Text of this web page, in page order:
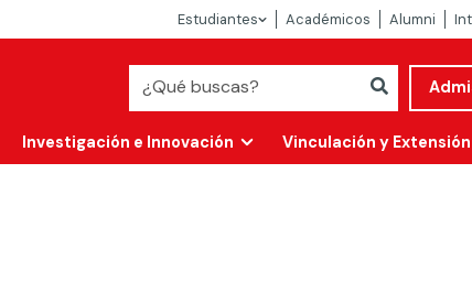
Estudiantes Académicos Alumni
Investigación e Innovación Vinculación y Extensión